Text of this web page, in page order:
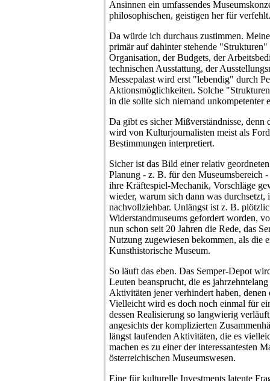
Ansinnen ein umfassendes
philosophischen, geistigen her für
Da würde ich durchaus zustimmen.
primär auf dahinter stehende
Organisation, der Budgets, der
technischen Ausstattung, der
Messepalast wird erst "lebendig" durch
Aktionsmöglichkeiten. Solche
in die sollte sich niemand unkompetenter
Da gibt es sicher Mißverständnisse,
wird von Kulturjournalisten meist als
Bestimmungen interpretiert.
Sicher ist das Bild einer relativ
Planung - z. B. für den Museumsbereich
ihre Kräftespiel-Mechanik, Vorschläge
wieder, warum sich dann was durchsetzt,
nachvollziehbar. Unlängst ist z. B.
Widerstandmuseums gefordert worden,
nun schon seit 20 Jahren die Rede, das
Nutzung zugewiesen bekommen, als die
Kunsthistorische Museum.
So läuft das eben. Das Semper-Depot
Leuten beansprucht, die es
Aktivitäten jener verhindert haben,
Vielleicht wird es doch noch einmal für
dessen Realisierung so langwierig
angesichts der komplizierten
längst laufenden Aktivitäten, die es
machen es zu einer der interessantesten
österreichischen Museumswesen.
Eine für kulturelle Investments latente